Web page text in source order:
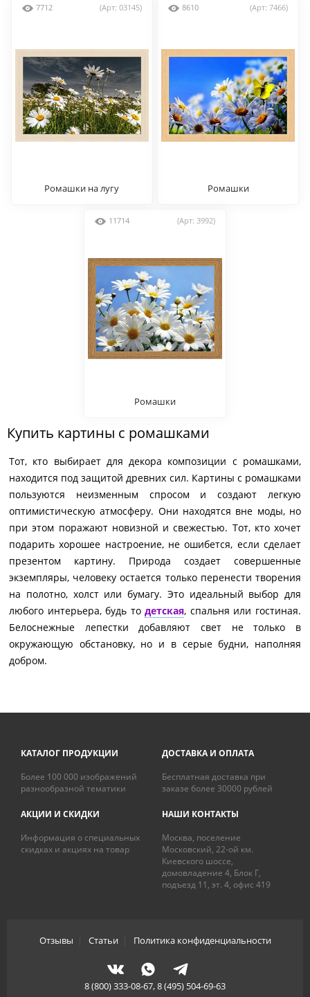
7712 (Арт: 03145)
Ромашки на лугу
8610 (Арт: 7466)
Ромашки
11714 (Арт: 3992)
Ромашки
Купить картины с ромашками
Тот, кто выбирает для декора композиции с ромашками,
находится под защитой древних сил. Картины с ромашками
пользуются неизменным спросом и создают легкую
оптимистическую атмосферу. Они находятся вне моды, но
при этом поражают новизной и свежестью. Тот, кто хочет
подарить хорошее настроение, не ошибется, если сделает
презентом картину. Природа создает совершенные
экземпляры, человеку остается только перенести творения
на полотно, холст или бумагу. Это идеальный выбор для
любого интерьера, будь тодетская, спальня или гостиная.
Белоснежные лепестки добавляют свет не только в
окружающую обстановку, но и в серые будни, наполняя
добром.
КАТАЛОГ ПРОДУКЦИИ
Более 100 000 изображений
разнообразной тематики
ДОСТАВКА И ОПЛАТА
Бесплатная доставка при
заказе более 30000 рублей
АКЦИИ И СКИДКИ
Информация о специальных
скидках и акциях на товар
НАШИ КОНТАКТЫ
Москва, поселение
Московский, 22-ой км.
Киевского шоссе,
домовладение 4, Блок Г,
подъезд 11, эт. 4, офис 419
Отзывы Статьи| Политика конфиденциальности
8 (800) 333-08-67, 8 (495) 504-69-63